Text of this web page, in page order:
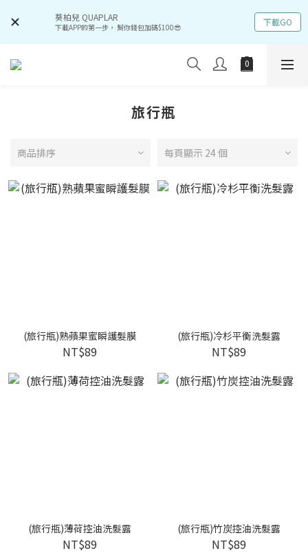
葵柏兒 QUAPLAR
下載APP的第一步， 幫你錢包加碼$100😎 下載GO
旅行瓶
商品排序 每頁顯示 24 個
(旅行瓶)熟蘋果蜜瞬護髮膜
NT$89
(旅行瓶)冷杉平衡洗髮露
NT$89
(旅行瓶)薄荷控油洗髮露
NT$89
(旅行瓶)竹炭控油洗髮露
NT$89